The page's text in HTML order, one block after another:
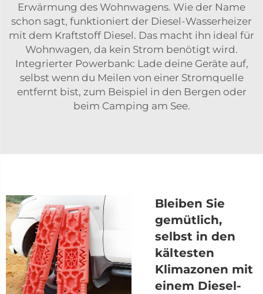
Erwärmung des Wohnwagens. Wie der Name
schon sagt, funktioniert der Diesel-Wasserheizer
mit dem Kraftstoff Diesel. Das macht ihn ideal für
Wohnwagen, da kein Strom benötigt wird.
Integrierter Powerbank: Lade deine Geräte auf,
selbst wenn du Meilen von einer Stromquelle
entfernt bist, zum Beispiel in den Bergen oder
beim Camping am See.
Bleiben Sie
gemütlich,
selbst in den
kältesten
Klimazonen mit
einem Diesel-